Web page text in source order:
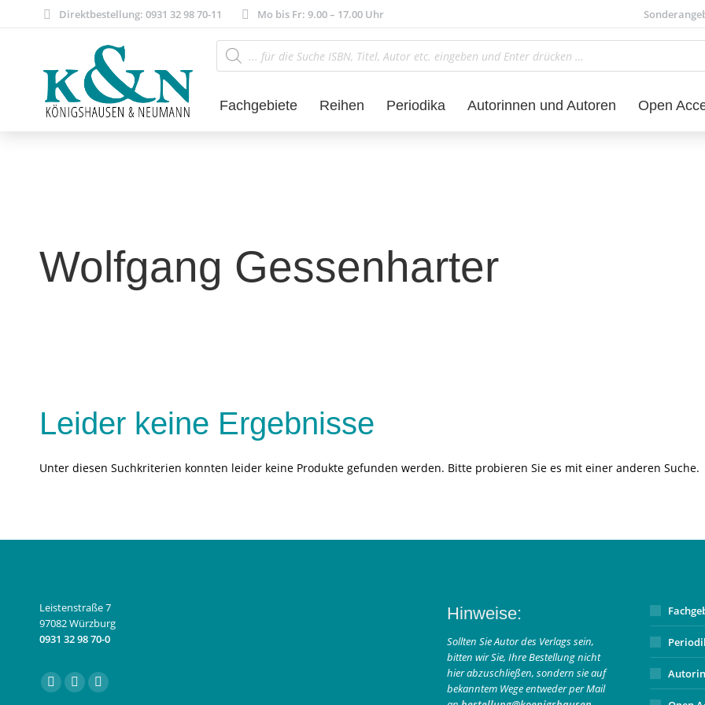
Direktbestellung: 0931 32 98 70-11 Mo bis Fr: 9.00 – 17.00 Uhr
Products
search
Fachgebiete Reihen Periodika Autorinnen und Autoren Open
Wolfgang Gessenharter
Leider keine Ergebnisse
Unter diesen Suchkriterien konnten leider keine Produkte gefunden werden. Bitte probieren Sie es mit einer anderen Suche.
Leistenstraße 7
97082 Würzburg
0931 32 98 70-0
Finden Sie uns auf:
FacebookInstagram
E-
Hinweise:
Sollten Sie Autor des Verlags sein,
bitten wir Sie, Ihre Bestellung nicht
hier abzuschließen, sondern sie auf
bekanntem Wege entweder per Mail